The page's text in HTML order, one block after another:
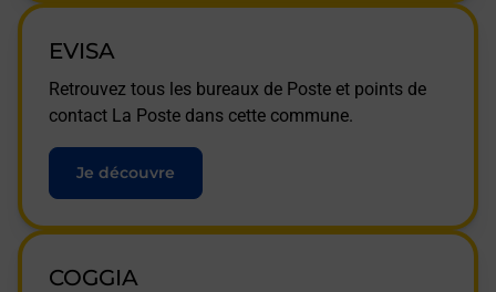
EVISA
Retrouvez tous les bureaux de Poste et points de
contact La Poste dans cette commune.
Je découvre
COGGIA